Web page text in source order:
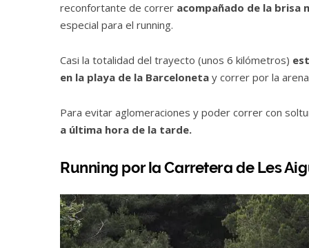
reconfortante de correr acompañado de la brisa
especial para el running.
Casi la totalidad del trayecto (unos 6 kilómetros)
en la playa de la Barceloneta y correr por la
Para evitar aglomeraciones y poder correr con
a última hora de la tarde.
Running por la Carretera de Les